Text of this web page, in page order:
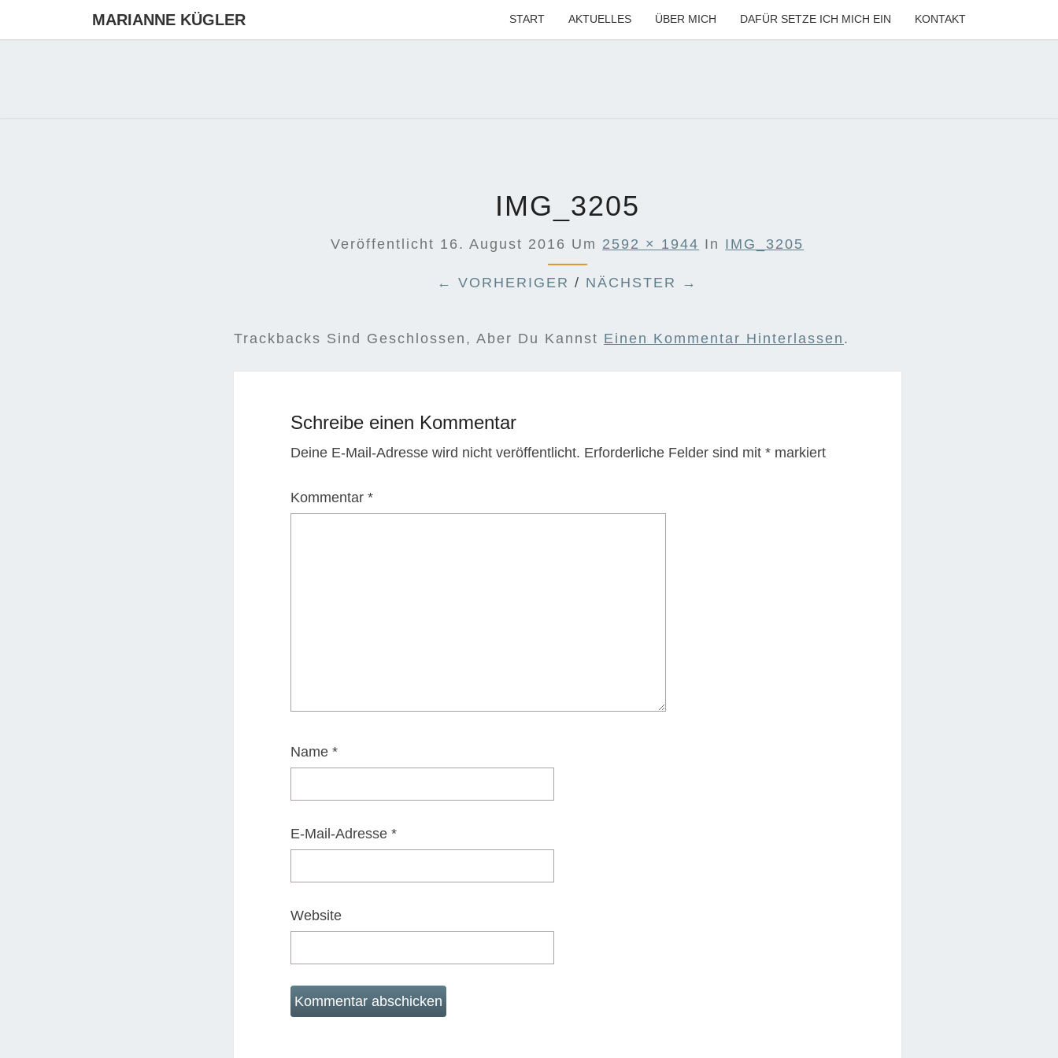
MARIANNE KÜGLER START AKTUELLES ÜBER MICH DAFÜR SETZE ICH MICH EIN KONTAKT
IMG_3205
Veröffentlicht 16. August 2016 Um 2592 × 1944 In IMG_3205
← VORHERIGER / NÄCHSTER →
Trackbacks Sind Geschlossen, Aber Du Kannst Einen Kommentar Hinterlassen .
Schreibe einen Kommentar
Deine E-Mail-Adresse wird nicht veröffentlicht. Erforderliche Felder sind mit * markiert
Kommentar *
Name *
E-Mail-Adresse *
Website